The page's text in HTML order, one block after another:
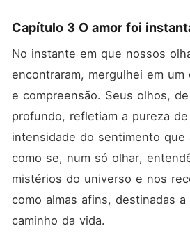
Capítulo 3 O amor foi
No instante em que nossos
encontraram, mergulhei em
e compreensão. Seus olhos,
profundo, refletiam a pureza
intensidade do sentimento que
como se, num só olhar,
mistérios do universo e nos
como almas afins, destinadas
caminho da vida.